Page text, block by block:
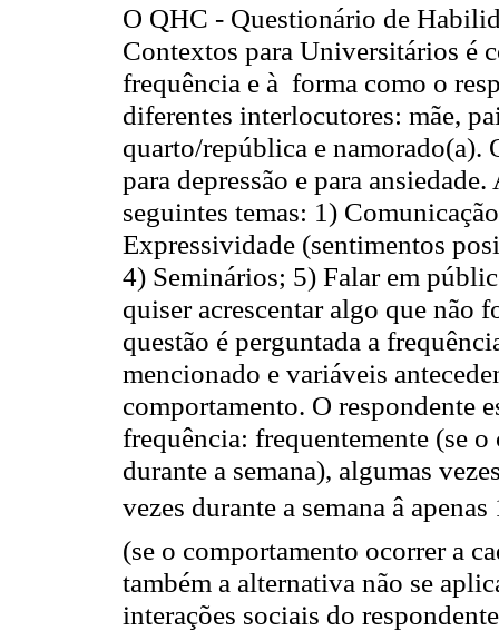
O QHC - Questionário de
Contextos para Universitários é
frequência e à forma como o
diferentes interlocutores: mãe,
quarto/república e
para depressão e para
seguintes temas: 1)
Expressividade (sentimentos
4) Seminários; 5) Falar em
quiser acrescentar algo que não
questão é perguntada a
mencionado e variáveis
comportamento. O respondente
frequência: frequentemente (se
durante a semana), algumas
vezes durante a semana â
(se o comportamento ocorrer a
também a alternativa não se
interações sociais do